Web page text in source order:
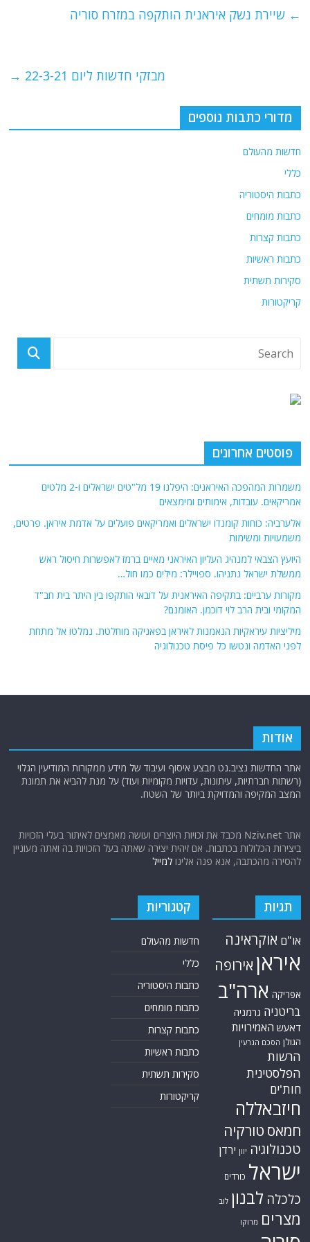
s
g
l
er
e
o
← שיירת נשק איראנית הותקפה במזרח סוריה
מבזקי חדשות ליום 22-3-21 →
מדורי כתבות נוספים
חדשות מהעולם
כללי
כתבות היסטוריה
כתבות מומחים
כתבות קצרות
כתבות ראשיות
סקירות תשתית
קריקטורות
פוסטים אחרונים
משמרות המהפכה האיראנים: היפלנו 19 מל"טים ישראלים ו-2 מלטים
אמריקאים. עובדות, אימותים ומימצאים
אלערביה: כוחות קומנדו ישראלים ואמריקאים פועלים על אדמת איראן. פרטים,
משמעויות ומשימות
היועץ הצבאי למנהיג העליון האיראני מאיים ברמז לאפשרות חיסול ראש
ממשלת ישראל נתניהו. ספויילר: מילים כמו חול…
מקורות ערביים: בתקיפה האיראנית על דובאי הותקפו בין היתר בית חב"ד
המקומי ובית הרב לוי דוכמן. האומנם?
מיליציות עיראקיות הנאמנות לאיראן בפאניקה מוחלטת. נמלטו אל מתחת
לפני האדמה ונטשו כל פיסת טכנולוגיה
אודות
אתר החדשות נציב.נט מבצע איסוף ועיבוד של מידע ממקורות המודיעין הגלוי
(רשתות חברתיות, עיתונות, עדויות מקומיות ועוד) על מנת להביא את תמונת
המצב המקיפה והמדויקת ביותר של השטח.
אתר Nziv.net מכבד את זכויות היוצרים ועושה מאמצים לאיתור בעלי הזכויות
ביצירות הכלולות בכתבות. אם זיהית יצירה שאתה בעל הזכויות בה ואתה מעוניין
להסירה מהכתבה, אנא פנה אלינולמייל
תגיות
או"ם אוקראינה
איראן אירופה
אפריקה ארה"ב
בריטניה גרמניה
דאעש האמירויות
הגולן הסכם הגרעין
הרשות
הפלסטינית
חות'ים
חיזבאללה
חמאס טורקיה
טכנולוגיה יוון ירדן
ישראל כורדים
כלכלה לבנון לוב
מצרים מרוקו
קטגוריות
חדשות מהעולם
כללי
כתבות היסטוריה
כתבות מומחים
כתבות קצרות
כתבות ראשיות
סקירות תשתית
קריקטורות